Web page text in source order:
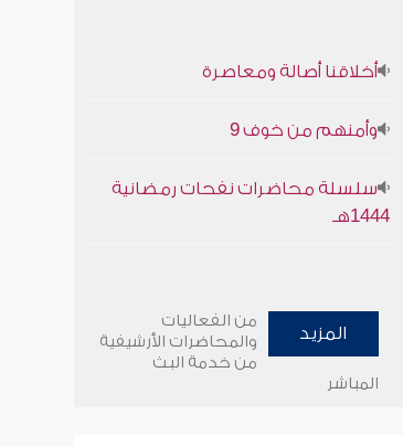
أخلاقنا أصالة ومعاصرة
وأمنهم من خوف 9
سلسلة محاضرات نفحات رمضانية
1444هـ
المزيد
من الفعاليات
والمحاضرات الأرشيفية
من خدمة البث
المباشر